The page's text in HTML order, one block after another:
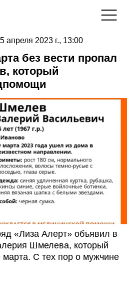
5 апреля 2023 г., 13:00
без вести пропал
который
«Лиза Алерт» объявил в
Шмелева, который
С тех пор о мужчине